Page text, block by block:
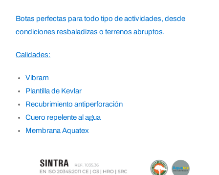
Botas perfectas para todo tipo de actividades, desde
condiciones resbaladizas o terrenos abruptos.
Calidades:
Vibram
Plantilla de Kevlar
Recubrimiento antiperforación
Cuero repelente al agua
Membrana Aquatex